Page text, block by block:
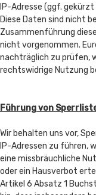
IP-Adresse (ggf.
Diese Daten sind nicht
Zusammenführung
nicht vorgenommen.
nachträglich zu prüfen,
rechtswidrige Nutzung
Führung von
Wir behalten uns vor,
IP-Adressen zu führen,
eine missbräuchliche
oder ein Hausverbot
Artikel 6 Absatz 1